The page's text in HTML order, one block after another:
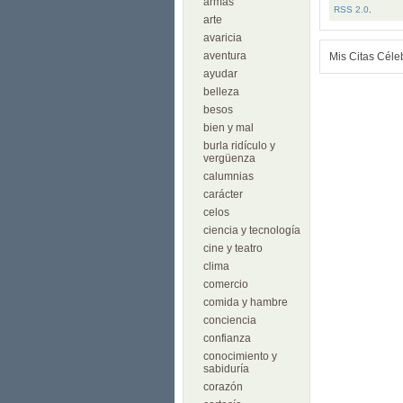
arte
avaricia
aventura
ayudar
belleza
besos
bien y mal
burla ridículo y
vergüenza
calumnias
carácter
celos
ciencia y tecnología
cine y teatro
clima
comercio
comida y hambre
conciencia
confianza
conocimiento y
sabiduría
corazón
RSS 2.0
Mis Citas